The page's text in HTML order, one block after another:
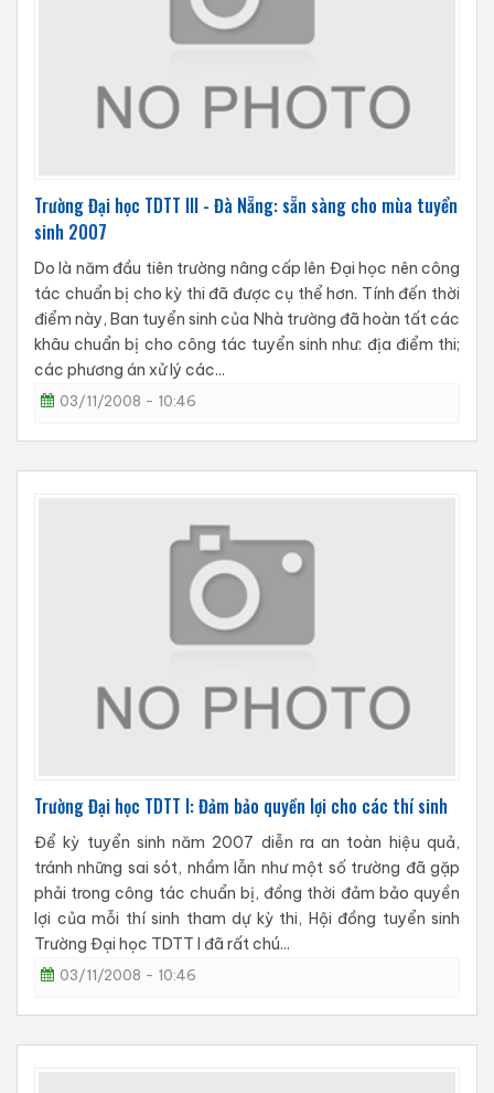
Trường Đại học TDTT III - Đà Nẵng: sẵn sàng cho mùa tuyển
sinh 2007
Do là năm đầu tiên trường nâng cấp lên Đại học nên công
tác chuẩn bị cho kỳ thi đã được cụ thể hơn. Tính đến thời
điểm này, Ban tuyển sinh của Nhà trường đã hoàn tất các
khâu chuẩn bị cho công tác tuyển sinh như: địa điểm thi;
các phương án xử lý các...
03/11/2008 - 10:46
Trường Đại học TDTT I: Đảm bảo quyền lợi cho các thí sinh
Để kỳ tuyển sinh năm 2007 diễn ra an toàn hiệu quả,
tránh những sai sót, nhầm lẫn như một số trường đã gặp
phải trong công tác chuẩn bị, đồng thời đảm bảo quyền
lợi của mỗi thí sinh tham dự kỳ thi, Hội đồng tuyển sinh
Trường Đại học TDTT I đã rất chú...
03/11/2008 - 10:46